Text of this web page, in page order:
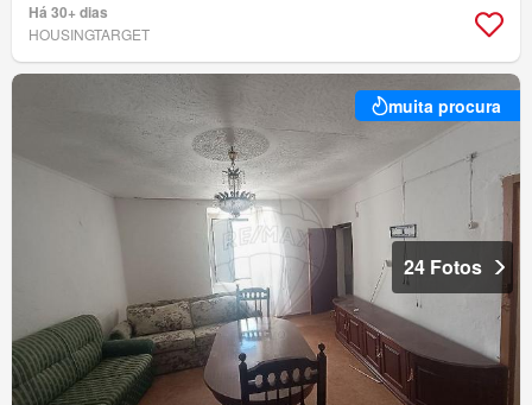
Há 30+ dias
HOUSINGTARGET
muita procura
24 Fotos